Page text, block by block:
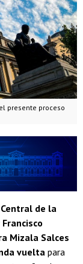
presente proceso
de la
Mizala Salces
vueltapara